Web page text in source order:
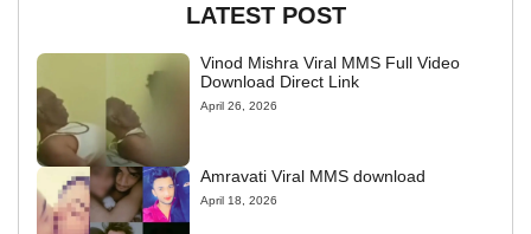
LATEST POST
Vinod Mishra Viral MMS Full Video
Download Direct Link
April 26, 2026
Amravati Viral MMS download
April 18, 2026